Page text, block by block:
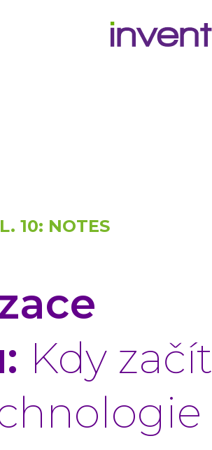
10: NOTES
Kdy začít